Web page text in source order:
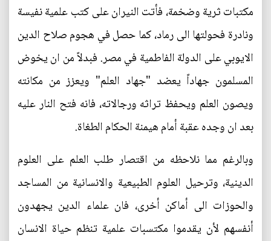
مكتبات ثرية وضخمة، فأتت النيران على كتب علمية نفيسة
ونادرة فحولتها الى رماد، كما حصل في هجوم صلاح الدين
الايوبي على الدولة الفاطمية في مصر. فبدلاً من ان يخوض
المسلمون جهاداً يعضد "جهاد العلم" ويعزز من مكانته
ويصون العلم ويحفظ تراثه ورجالاته، فانه فتح النار عليه
بعد ان وجده عقبة أمام هيمنة الحكام الطغاة.
وبالرغم مما نلاحظه من اقتصار طلب العلم على العلوم
الدينية، وترحيل العلوم الطبيعية والانسانية من المساجد
والحوزات الى أماكن أخرى، فان علماء الدين يجهدون
أنفسهم لأن يقدموا مكتسبات علمية تنظم حياة الانسان